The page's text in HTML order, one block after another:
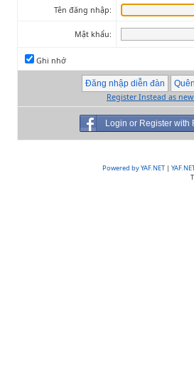
Tên đăng nhập:
Mật khẩu:
Ghi nhớ
Register Instead as
Login or Register with
Powered by YAF.NET |